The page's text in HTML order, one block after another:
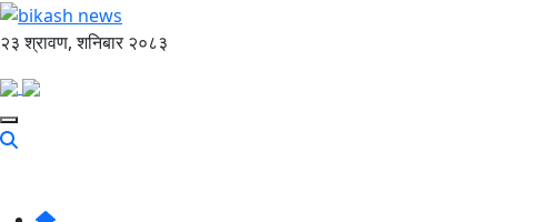
२३ श्रावण, शनिबार २०८३